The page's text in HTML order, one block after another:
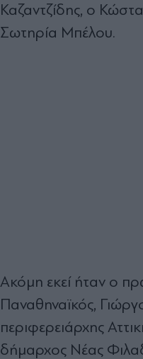
Καζαντζίδης, ο
Σωτηρία Μπέλου.
Ακόμη εκεί ήταν ο
Παναθηναϊκός,
περιφερειάρχης
δήμαρχος Νέας